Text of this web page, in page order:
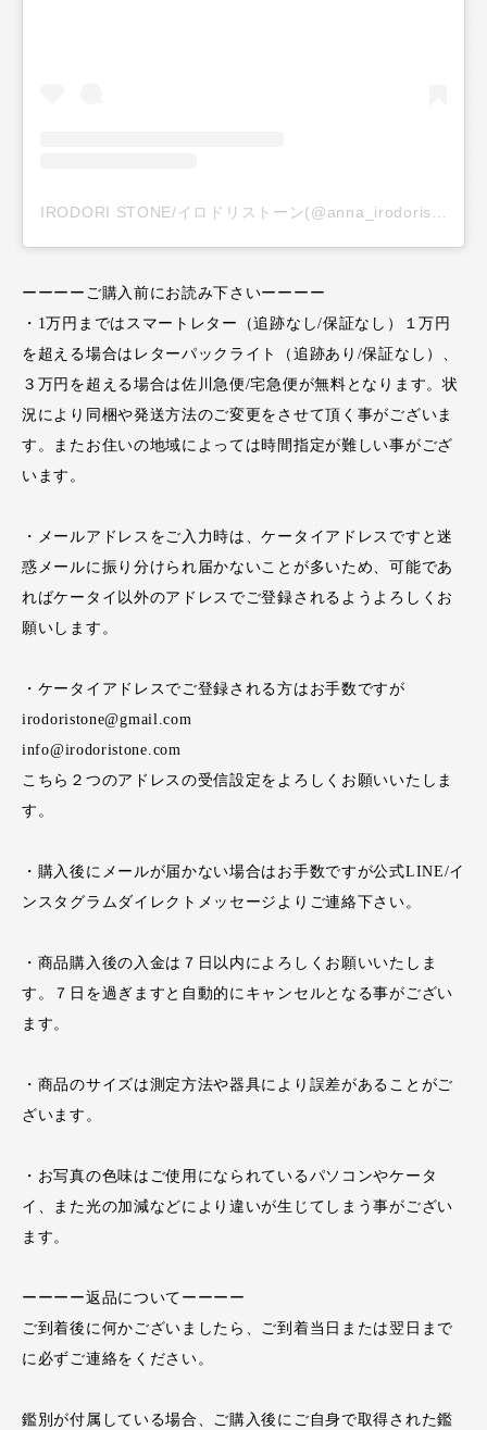
ーーーーご購入前にお読み下さいーーーー
・1万円まではスマートレター（追跡なし/保証なし）１万円
を超える場合はレターパックライト（追跡あり/保証なし）、
３万円を超える場合は佐川急便/宅急便が無料となります。状
況により同梱や発送方法のご変更をさせて頂く事がございま
す。またお住いの地域によっては時間指定が難しい事がござ
います。
・メールアドレスをご入力時は、ケータイアドレスですと迷
惑メールに振り分けられ届かないことが多いため、可能であ
ればケータイ以外のアドレスでご登録されるようよろしくお
願いします。
・ケータイアドレスでご登録される方はお手数ですが
irodoristone@gmail.com
info@irodoristone.com
こちら２つのアドレスの受信設定をよろしくお願いいたしま
す。
・購入後にメールが届かない場合はお手数ですが公式LINE/イ
ンスタグラムダイレクトメッセージよりご連絡下さい。
・商品購入後の入金は７日以内によろしくお願いいたしま
す。７日を過ぎますと自動的にキャンセルとなる事がござい
ます。
・商品のサイズは測定方法や器具により誤差があることがご
ざいます。
・お写真の色味はご使用になられているパソコンやケータ
イ、また光の加減などにより違いが生じてしまう事がござい
ます。
ーーーー返品についてーーーー
ご到着後に何かございましたら、ご到着当日または翌日まで
に必ずご連絡をください。
鑑別が付属している場合、ご購入後にご自身で取得された鑑